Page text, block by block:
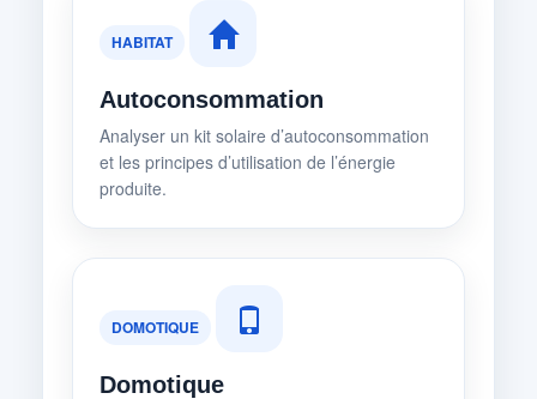
HABITAT
Autoconsommation
Analyser un kit solaire d’autoconsommation
et les principes d’utilisation de l’énergie
produite.
DOMOTIQUE
Domotique